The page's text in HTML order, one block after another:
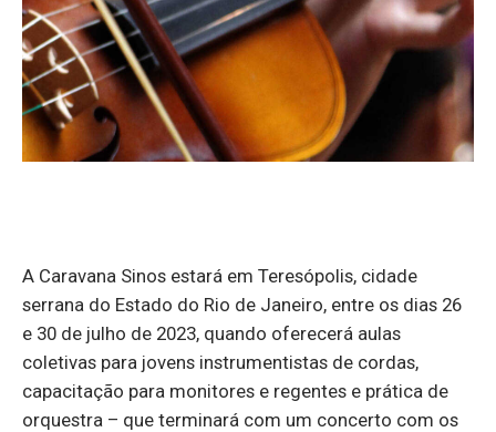
A Caravana Sinos estará em Teresópolis, cidade
serrana do Estado do Rio de Janeiro, entre os dias 26
e 30 de julho de 2023, quando oferecerá aulas
coletivas para jovens instrumentistas de cordas,
capacitação para monitores e regentes e prática de
orquestra – que terminará com um concerto com os